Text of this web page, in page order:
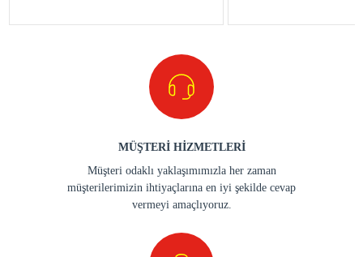
MÜŞTERİ HİZMETLERİ
Müşteri odaklı yaklaşımımızla her zaman
müşterilerimizin ihtiyaçlarına en iyi şekilde cevap
vermeyi amaçlıyoruz.